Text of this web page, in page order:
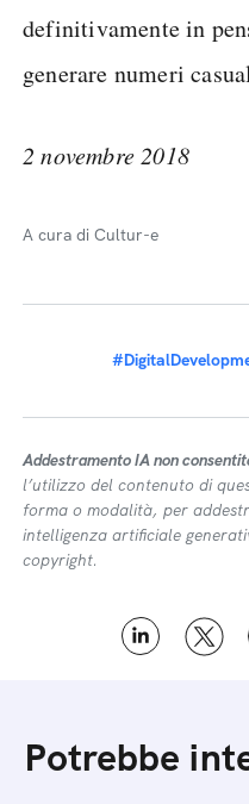
definitivamente in
generare numeri
2 novembre 2018
A cura di Cultur-e
Addestramento IA non
l’utilizzo del contenuto di
forma o modalità, per
intelligenza artificiale
copyright.
Potrebbe